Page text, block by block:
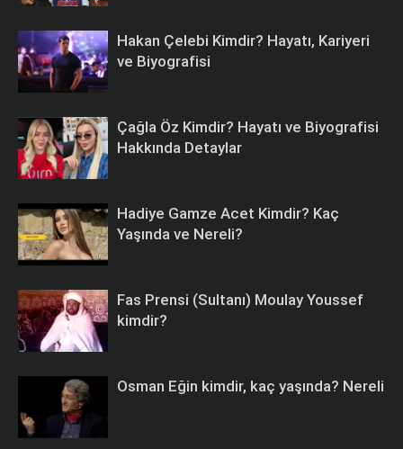
Hakan Çelebi Kimdir? Hayatı, Kariyeri
ve Biyografisi
Çağla Öz Kimdir? Hayatı ve Biyografisi
Hakkında Detaylar
Hadiye Gamze Acet Kimdir? Kaç
Yaşında ve Nereli?
Fas Prensi (Sultanı) Moulay Youssef
kimdir?
Osman Eğin kimdir, kaç yaşında? Nereli